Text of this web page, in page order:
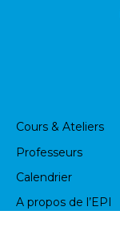
Cours & Ateliers
Professeurs
Calendrier
A propos de l’EPI